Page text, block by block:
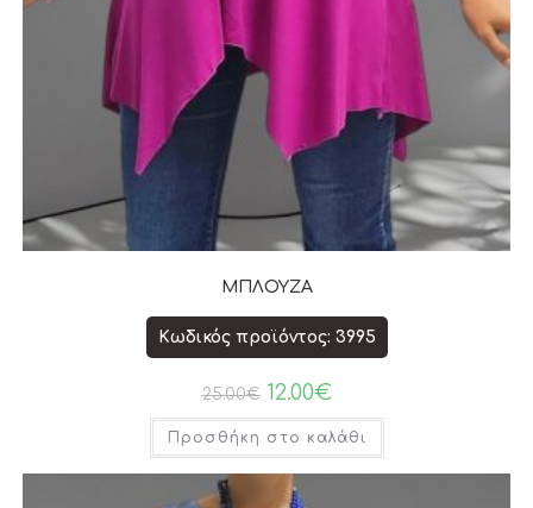
ΜΠΛΟΥΖΑ
Κωδικός προϊόντος: 3995
25.00€ 12.00€
Προσθήκη στο καλάθι